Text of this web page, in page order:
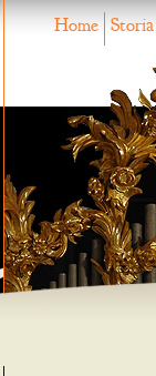
Home Storia